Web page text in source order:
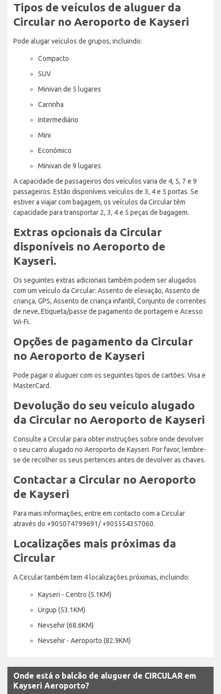
Tipos de veículos de aluguer da
Circular no Aeroporto de Kayseri
Pode alugar veículos de grupos, incluindo:
Compacto
SUV
Minivan de 5 lugares
Carrinha
Intermediário
Mini
Económico
Minivan de 9 lugares
A capacidade de passageiros dos veículos varia de 4, 5, 7 e 9
passageiros. Estão disponíveis veículos de 3, 4 e 5 portas. Se
estiver a viajar com bagagem, os veículos da Circular têm
capacidade para transportar 2, 3, 4 e 5 peças de bagagem.
Extras opcionais da Circular
disponíveis no Aeroporto de
Kayseri.
Os seguintes extras adicionais também podem ser alugados
com um veículo da Circular: Assento de elevação, Assento de
criança, GPS, Assento de criança infantil, Conjunto de correntes
de neve, Etiqueta/passe de pagamento de portagem e Acesso
Wi-Fi.
Opções de pagamento da Circular
no Aeroporto de Kayseri
Pode pagar o aluguer com os seguintes tipos de cartões: Visa e
MasterCard.
Devolução do seu veículo alugado
da Circular no Aeroporto de Kayseri
Consulte a Circular para obter instruções sobre onde devolver
o seu carro alugado no Aeroporto de Kayseri. Por favor, lembre-
se de recolher os seus pertences antes de devolver as chaves.
Contactar a Circular no Aeroporto
de Kayseri
Para mais informações, entre em contacto com a Circular
através do +905074799691/ +905554357060.
Localizações mais próximas da
Circular
A Circular também tem 4 localizações próximas, incluindo:
Kayseri - Centro (5.1KM)
Urgup (53.1KM)
Nevsehir (68.6KM)
Nevsehir - Aeroporto (82.9KM)
Onde está o balcão de aluguer de CIRCULAR em
Kayseri Aeroporto?